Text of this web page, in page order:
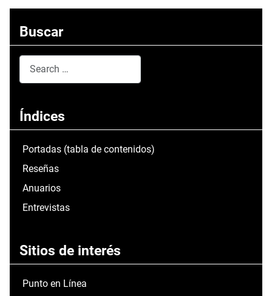
Buscar
Índices
Portadas (tabla de contenidos)
Reseñas
Anuarios
Entrevistas
Sitios de interés
Punto en Línea